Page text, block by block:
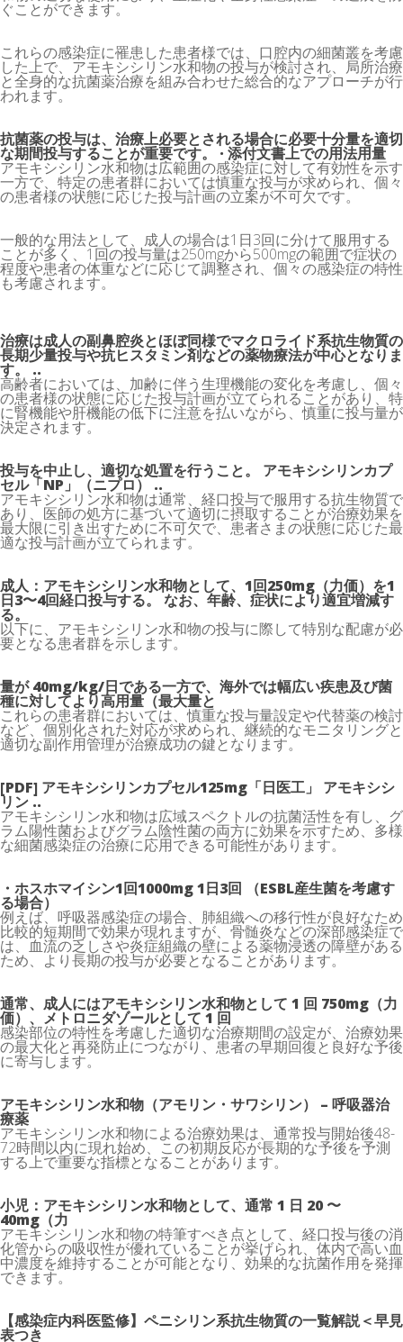
ぐことができます。
これらの感染症に罹患した患者様では、口腔内の細菌叢を考慮
した上で、アモキシシリン水和物の投与が検討され、局所治療
と全身的な抗菌薬治療を組み合わせた総合的なアプローチが行
われます。
抗菌薬の投与は、治療上必要とされる場合に必要十分量を適切
な期間投与することが重要です。 · 添付文書上での用法用量
アモキシシリン水和物は広範囲の感染症に対して有効性を示す
一方で、特定の患者群においては慎重な投与が求められ、個々
の患者様の状態に応じた投与計画の立案が不可欠です。
一般的な用法として、成人の場合は1日3回に分けて服用する
ことが多く、1回の投与量は250mgから500mgの範囲で症状の
程度や患者の体重などに応じて調整され、個々の感染症の特性
も考慮されます。
治療は成人の副鼻腔炎とほぼ同様でマクロライド系抗生物質の
長期少量投与や抗ヒスタミン剤などの薬物療法が中心となりま
す。 ..
高齢者においては、加齢に伴う生理機能の変化を考慮し、個々
の患者様の状態に応じた投与計画が立てられることがあり、特
に腎機能や肝機能の低下に注意を払いながら、慎重に投与量が
決定されます。
投与を中止し、適切な処置を行うこと。 アモキシシリンカプ
セル「NP」（ニプロ） ..
アモキシシリン水和物は通常、経口投与で服用する抗生物質で
あり、医師の処方に基づいて適切に摂取することが治療効果を
最大限に引き出すために不可欠で、患者さまの状態に応じた最
適な投与計画が立てられます。
成人：アモキシシリン水和物として、1回250mg（力価）を1
日3〜4回経口投与する。 なお、年齢、症状により適宜増減す
る。
以下に、アモキシシリン水和物の投与に際して特別な配慮が必
要となる患者群を示します。
量が 40mg/kg/日である一方で、海外では幅広い疾患及び菌
種に対してより高用量（最大量と
これらの患者群においては、慎重な投与量設定や代替薬の検討
など、個別化された対応が求められ、継続的なモニタリングと
適切な副作用管理が治療成功の鍵となります。
[PDF] アモキシシリンカプセル125mg「日医工」 アモキシシ
リン ..
アモキシシリン水和物は広域スペクトルの抗菌活性を有し、グ
ラム陽性菌およびグラム陰性菌の両方に効果を示すため、多様
な細菌感染症の治療に応用できる可能性があります。
・ホスホマイシン1回1000mg 1日3回 （ESBL産生菌を考慮す
る場合）
例えば、呼吸器感染症の場合、肺組織への移行性が良好なため
比較的短期間で効果が現れますが、骨髄炎などの深部感染症で
は、血流の乏しさや炎症組織の壁による薬物浸透の障壁がある
ため、より長期の投与が必要となることがあります。
通常、成人にはアモキシシリン水和物として 1 回 750mg（力
価）、メトロニダゾールとして 1 回
感染部位の特性を考慮した適切な治療期間の設定が、治療効果
の最大化と再発防止につながり、患者の早期回復と良好な予後
に寄与します。
アモキシシリン水和物（アモリン・サワシリン） – 呼吸器治
療薬
アモキシシリン水和物による治療効果は、通常投与開始後48-
72時間以内に現れ始め、この初期反応が長期的な予後を予測
する上で重要な指標となることがあります。
小児：アモキシシリン水和物として、通常 1 日 20 〜
40mg（力
アモキシシリン水和物の特筆すべき点として、経口投与後の消
化管からの吸収性が優れていることが挙げられ、体内で高い血
中濃度を維持することが可能となり、効果的な抗菌作用を発揮
できます。
【感染症内科医監修】ペニシリン系抗生物質の一覧解説＜早見
表つき